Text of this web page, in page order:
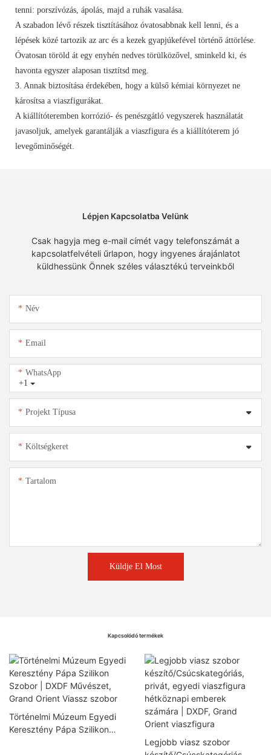
tenni: porszívózás, ápolás, majd a ruhák vasalása.
A szabadon lévő részek tisztításához óvatosabbnak kell lenni, és a
lépések közé tartozik az arc és a kezek gyapjúkefével történő áttörlése.
Óvatosan töröld át egy enyhén nedves törülközővel, sminkeld ki, és
havonta egyszer alaposan tisztítsd meg.
3. Annak biztosítása érdekében, hogy a külső kémiai környezet ne
károsítsa a viaszfigurákat.
A kiállítóteremben korrózió- és penészgátló vegyszerek használatát
javasoljuk, amelyek garantálják a viaszfigura és a kiállítóterem jó
levegőminőségét.
Lépjen Kapcsolatba Velünk
Csak hagyja meg e-mail címét vagy telefonszámát a
kapcsolatfelvételi űrlapon, hogy ingyenes árajánlatot
küldhessünk Önnek széles választékú terveinkből
Név
Email
+1
WhatsApp
Projekt Típusa
Költségkeret
Tartalom
Küldje El Most
Kapcsolódó termékek
Történelmi Múzeum Egyedi
Keresztény Pápa Szilikon
Legjobb viasz szobor